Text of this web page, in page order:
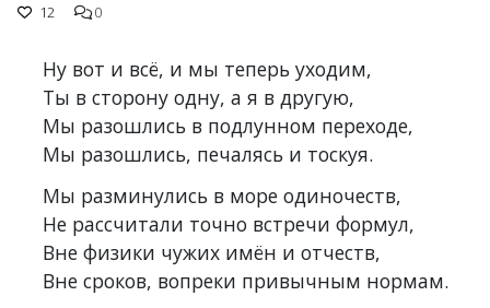
12
0
Ну вот и всё, и мы теперь уходим,
Ты в сторону одну, а я в другую,
Мы разошлись в подлунном переходе,
Мы разошлись, печалясь и тоскуя.
Мы разминулись в море одиночеств,
Не рассчитали точно встречи формул,
Вне физики чужих имён и отчеств,
Вне сроков, вопреки привычным нормам.